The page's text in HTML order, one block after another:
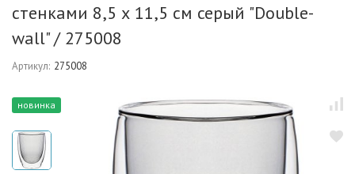
стенками 8,5 х 11,5 см серый "Double-
wall" / 275008
Артикул: 275008
новинка